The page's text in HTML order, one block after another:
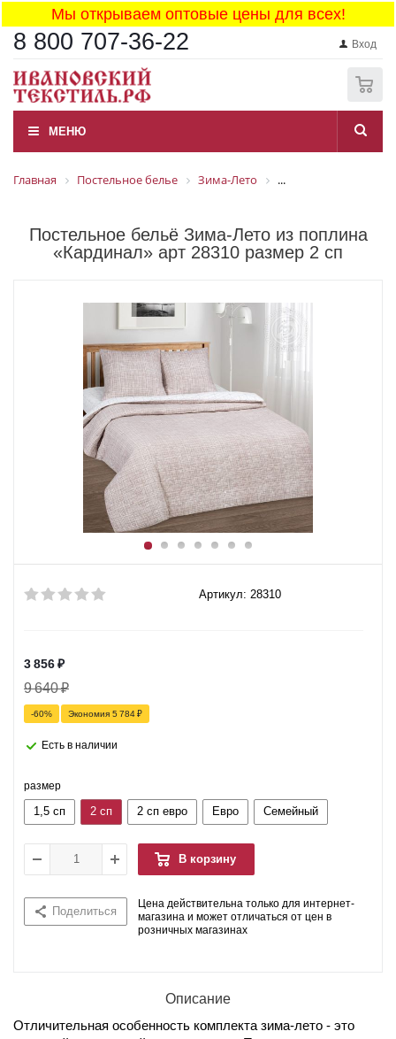
Мы открываем оптовые цены для всех!
8 800 707-36-22 Вход
МЕНЮ
Главная Постельное белье Зима-Лето ...
Постельное бельё Зима-Лето из поплина
«Кардинал» арт 28310 размер 2 сп
Артикул: 28310
3 856₽
9 640₽
-60% Экономия 5 784₽
Есть в наличии
размер
1,5 сп 2 сп 2 сп евро Евро Семейный
В корзину
Поделиться
Цена действительна только для интернет-
магазина и может отличаться от цен в
розничных магазинах
Описание
Отличительная особенность комплекта зима-лето - это